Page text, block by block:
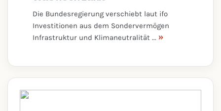
Die Bundesregierung verschiebt laut ifo
Investitionen aus dem Sondervermögen
Infrastruktur und Klimaneutralität ... »